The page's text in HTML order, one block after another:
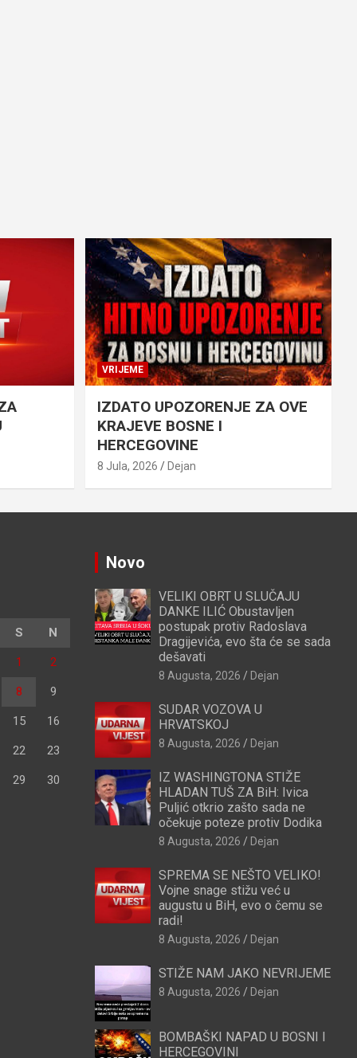
VRIJEME
IZDATO UPOZORENJE ZA OVE
KRAJEVE BOSNE I
HERCEGOVINE
8 Jula, 2026 Dejan
S N
1 2
8 9
15 16
22 23
29 30
Novo
VELIKI OBRT U SLUČAJU
DANKE ILIĆ Obustavljen
postupak protiv Radoslava
Dragijevića, evo šta će se sada
dešavati
8 Augusta, 2026 Dejan
SUDAR VOZOVA U
HRVATSKOJ
8 Augusta, 2026 Dejan
IZ WASHINGTONA STIŽE
HLADAN TUŠ ZA BiH: Ivica
Puljić otkrio zašto sada ne
očekuje poteze protiv Dodika
8 Augusta, 2026 Dejan
SPREMA SE NEŠTO VELIKO!
Vojne snage stižu već u
augustu u BiH, evo o čemu se
radi!
8 Augusta, 2026 Dejan
STIŽE NAM JAKO NEVRIJEME
8 Augusta, 2026 Dejan
BOMBAŠKI NAPAD U BOSNI I
HERCEGOVINI